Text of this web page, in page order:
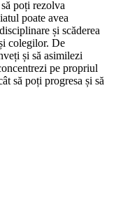
poți rezolva
poate avea
și scăderea
colegilor. De
și să asimilezi
pe propriul
să poți progresa și să